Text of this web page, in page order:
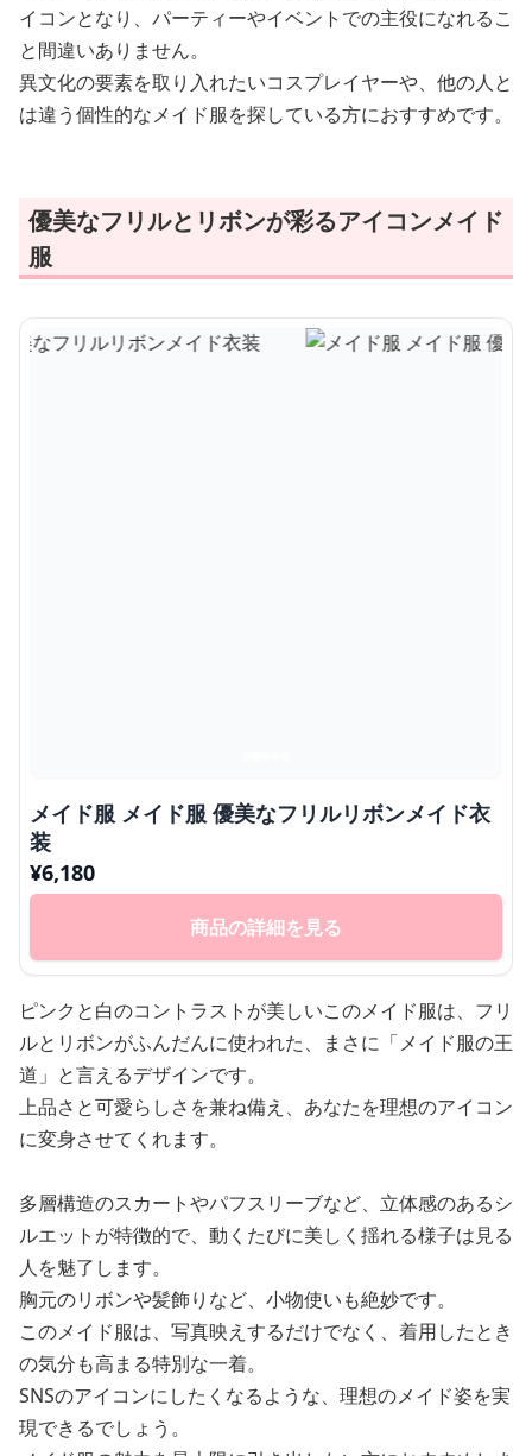
イコンとなり、パーティーやイベントでの主役になれるこ
と間違いありません。
異文化の要素を取り入れたいコスプレイヤーや、他の人と
は違う個性的なメイド服を探している方におすすめです。
優美なフリルとリボンが彩るアイコンメイド
服
メイド服 メイド服 優美なフリルリボンメイド衣
装
¥6,180
商品の詳細を見る
ピンクと白のコントラストが美しいこのメイド服は、フリ
ルとリボンがふんだんに使われた、まさに「メイド服の王
道」と言えるデザインです。
上品さと可愛らしさを兼ね備え、あなたを理想のアイコン
に変身させてくれます。
多層構造のスカートやパフスリーブなど、立体感のあるシ
ルエットが特徴的で、動くたびに美しく揺れる様子は見る
人を魅了します。
胸元のリボンや髪飾りなど、小物使いも絶妙です。
このメイド服は、写真映えするだけでなく、着用したとき
の気分も高まる特別な一着。
SNSのアイコンにしたくなるような、理想のメイド姿を実
現できるでしょう。